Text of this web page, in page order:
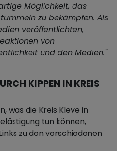
Möglichkeit, das
zu bekämpfen. Als
veröffentlichten,
von
und den Medien."
KIPPEN IN KREIS
was die Kreis Kleve in
tun können,
zu den verschiedenen